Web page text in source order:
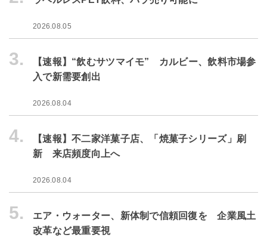
2026.08.05
3.
【速報】“飲むサツマイモ” カルビー、飲料市場参
入で新需要創出
2026.08.04
4.
【速報】不二家洋菓子店、「焼菓子シリーズ」刷
新 来店頻度向上へ
2026.08.04
5.
エア・ウォーター、新体制で信頼回復を 企業風土
改革など最重要視